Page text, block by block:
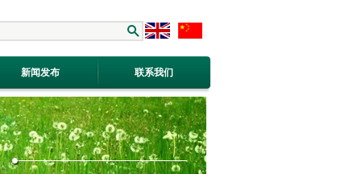
新闻发布 联系我们